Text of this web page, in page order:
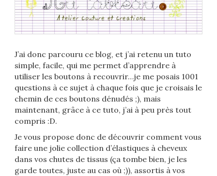
J’ai donc parcouru ce blog, et j’ai retenu un tuto
simple, facile, qui me permet d’apprendre à
utiliser les boutons à recouvrir…je me posais 1001
questions à ce sujet à chaque fois que je croisais le
chemin de ces boutons dénudés ;), mais
maintenant, grâce à ce tuto, j’ai à peu près tout
compris :D.
Je vous propose donc de découvrir comment vous
faire une jolie collection d’élastiques à cheveux
dans vos chutes de tissus (ça tombe bien, je les
garde toutes, juste au cas où ;)), assortis à vos